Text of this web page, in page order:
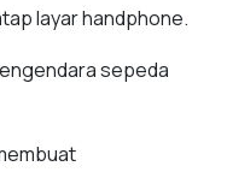
layar handphone.
sepeda